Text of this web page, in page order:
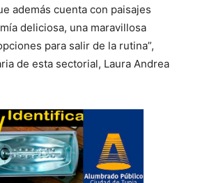
además cuenta con paisajes
deliciosa, una maravillosa
para salir de la rutina”,
de esta sectorial, Laura Andrea